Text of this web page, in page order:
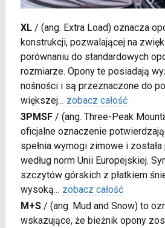
XL/ (ang. Extra Load) oznacza
konstrukcji, pozwalającej na
porównaniu do standardowych
rozmiarze. Opony te posiadają
nośności i są przeznaczone do
większej... zobacz całość
3PMSF/ (ang. Three-Peak
oficjalne oznaczenie
spełnia wymogi zimowe i
według norm Unii Europejskiej.
szczytów górskich z płatkiem
wysoką... zobacz całość
M+S/ (ang. Mud and Snow) to
wskazujące, że bieżnik opony